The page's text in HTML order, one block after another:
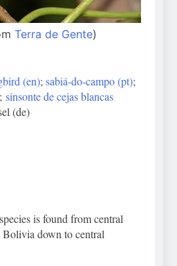
Terra de Gente)
(en); sabiá-do-campo (pt);
; sinsonte de cejas blancas
(de)
is found from central
Bolivia down to central